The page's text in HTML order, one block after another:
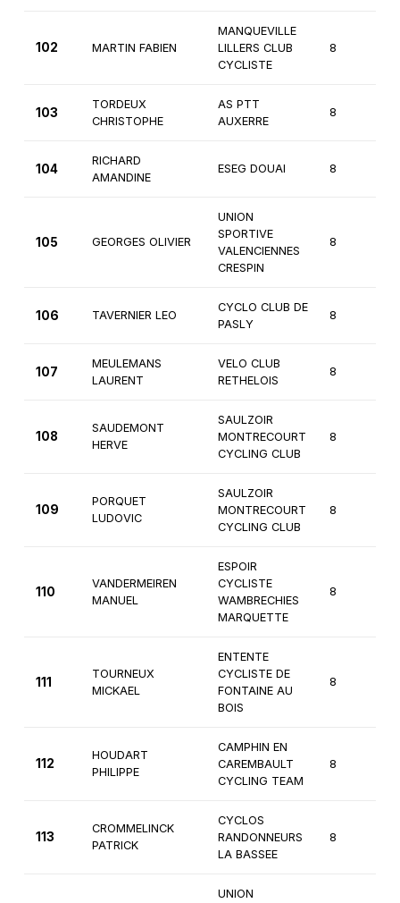
102 MARTIN FABIEN
MANQUEVILLE
LILLERS CLUB
CYCLISTE
8
103
TORDEUX
CHRISTOPHE
AS PTT
AUXERRE
8
104
RICHARD
AMANDINE
ESEG DOUAI 8
105 GEORGES OLIVIER
UNION
SPORTIVE
VALENCIENNES
CRESPIN
8
106 TAVERNIER LEO
CYCLO CLUB DE
PASLY
8
107
MEULEMANS
LAURENT
VELO CLUB
RETHELOIS
8
108
SAUDEMONT
HERVE
SAULZOIR
MONTRECOURT
CYCLING CLUB
8
109
PORQUET
LUDOVIC
SAULZOIR
MONTRECOURT
CYCLING CLUB
8
110
VANDERMEIREN
MANUEL
ESPOIR
CYCLISTE
WAMBRECHIES
MARQUETTE
8
111
TOURNEUX
MICKAEL
ENTENTE
CYCLISTE DE
FONTAINE AU
BOIS
8
112
HOUDART
PHILIPPE
CAMPHIN EN
CAREMBAULT
CYCLING TEAM
8
113
CROMMELINCK
PATRICK
CYCLOS
RANDONNEURS
LA BASSEE
8
UNION